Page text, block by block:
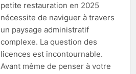
petite restauration en 2025
nécessite de naviguer à travers
un paysage administratif
complexe. La question des
licences est incontournable.
Avant même de penser à votre